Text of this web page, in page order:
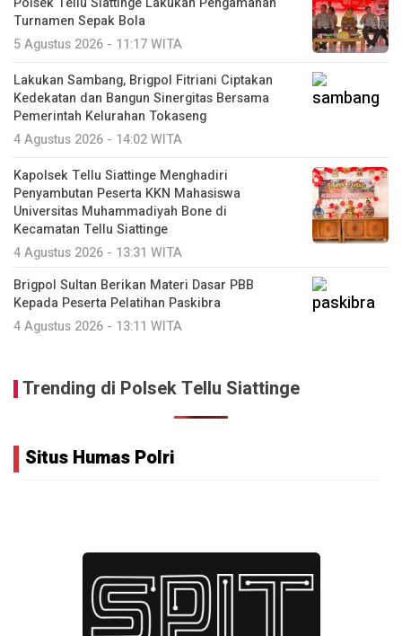
Turnamen Sepak Bola
5 Agustus 2026 - 11:17 WITA
Lakukan Sambang, Brigpol Fitriani Ciptakan
Kedekatan dan Bangun Sinergitas Bersama
Pemerintah Kelurahan Tokaseng
4 Agustus 2026 - 14:02 WITA
Kapolsek Tellu Siattinge Menghadiri
Penyambutan Peserta KKN Mahasiswa
Universitas Muhammadiyah Bone di
Kecamatan Tellu Siattinge
4 Agustus 2026 - 13:31 WITA
Brigpol Sultan Berikan Materi Dasar PBB
Kepada Peserta Pelatihan Paskibra
4 Agustus 2026 - 13:11 WITA
Trending di Polsek Tellu Siattinge
Situs Humas Polri